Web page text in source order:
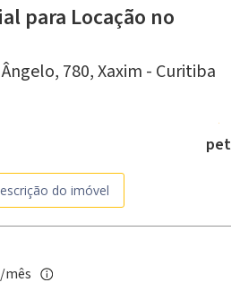
para Locação no
780,Xaxim - Curitiba
pet
do imóvel
/mês